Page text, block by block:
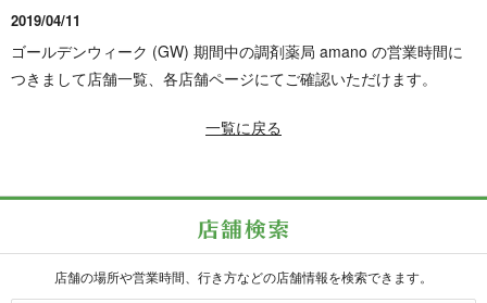
2019/04/11
ゴールデンウィーク (GW) 期間中の調剤薬局 amano の営業時間に
つきまして店舗一覧、各店舗ページにてご確認いただけます。
一覧に戻る
店舗の場所や営業時間、行き方などの店舗情報を検索できます。